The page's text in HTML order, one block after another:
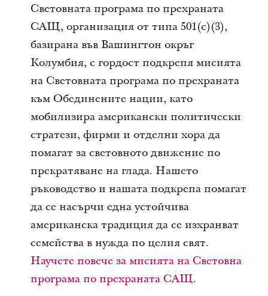
Световната програма по прехраната
САЩ, организация от типа 501(c)(3),
базирана във Вашингтон окръг
Колумбия, с гордост подкрепя мисията
на Световната програма по прехраната
към Обединените нации, като
мобилизира американски политически
стратези, фирми и отделни хора да
помагат за световното движение по
прекратяване на глада. Нашето
ръководство и нашата подкрепа помагат
да се насърчи една устойчива
американска традиция да се изхранват
семейства в нужда по целия свят.
Научете повече за мисията на Световна
програма по прехраната САЩ.